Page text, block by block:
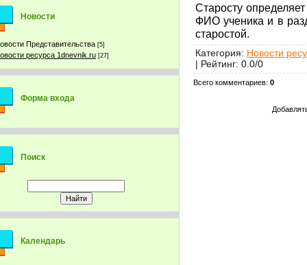
Новости
Представительства [5]
ресурса 1dnevnik.ru [27]
Форма входа
Поиск
Календарь
Старосту
ФИО ученика и в
старостой.
Категория: Новости
| Рейтинг: 0.0/0
Всего комментариев: 0